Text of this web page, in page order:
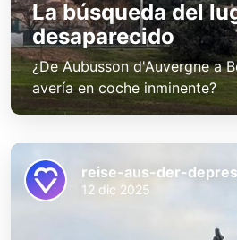
La búsqueda del
desaparecido
¿De Aubusson d'Auvergne a
avería en coche inminente?
reise-aus-der-
12 dic 2025